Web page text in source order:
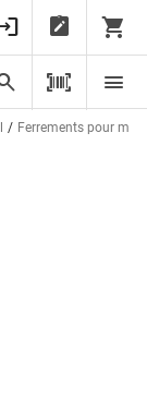
Ferrements pour